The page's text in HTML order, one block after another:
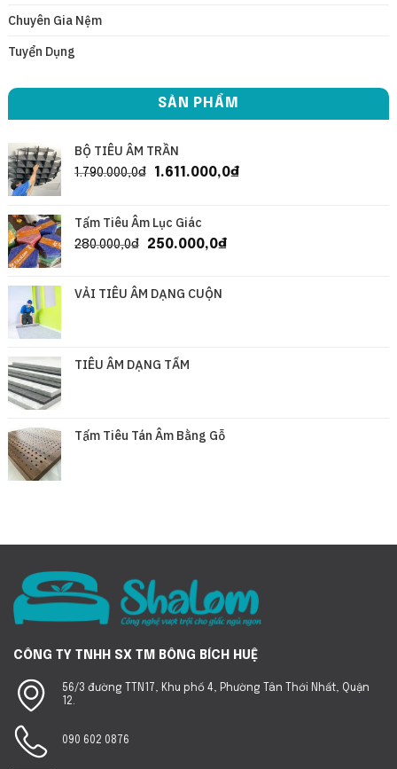
Chuyên Gia Nệm
Tuyển Dụng
SẢN PHẨM
BỘ TIÊU ÂM TRẦN
1.790.000,0₫ 1.611.000,0₫
Tấm Tiêu Âm Lục Giác
280.000,0₫ 250.000,0₫
VẢI TIÊU ÂM DẠNG CUỘN
TIÊU ÂM DẠNG TẤM
Tấm Tiêu Tán Âm Bằng Gỗ
CÔNG TY TNHH SX TM BÔNG BÍCH HUỆ
56/3 đường TTN17, Khu phố 4, Phường Tân Thới Nhất, Quận
12.
090 602 0876